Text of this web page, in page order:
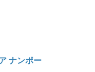
ナンポー